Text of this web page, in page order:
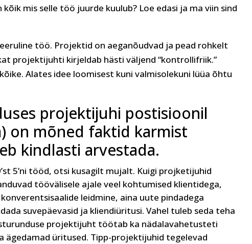
mis selle töö juurde kuulub? Loe edasi ja ma viin sind
töö. Projektid on aeganõudvad ja pead rohkelt
projektijuhti kirjeldab hästi väljend “kontrollifriik.”
Alates idee loomisest kuni valmisolekuni lüüa õhtu
projektijuhi postisioonil
on mõned faktid karmist
kindlasti arvestada.
5’ni tööd, otsi kusagilt mujalt. Kuigi projketijuhid
töövälisele ajale veel kohtumised klientidega,
leidmine, aina uute pindadega
suvepäevasid ja kliendiüritusi. Vahel tuleb seda teha
projektijuht töötab ka nädalavahetusteti
ägedamad üritused. Tipp-projektijuhid tegelevad